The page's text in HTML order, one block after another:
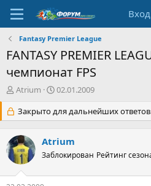
Вход
Fantasy Premier League
FANTASY PREMIER
чемпионат FPS
А
т
о
р
т
е
м
ы
Atrium
Д
т
а
а
ч
л
02.01.2009
Закрыто для дальнейших
Atrium
Заблокирован Рейтинг